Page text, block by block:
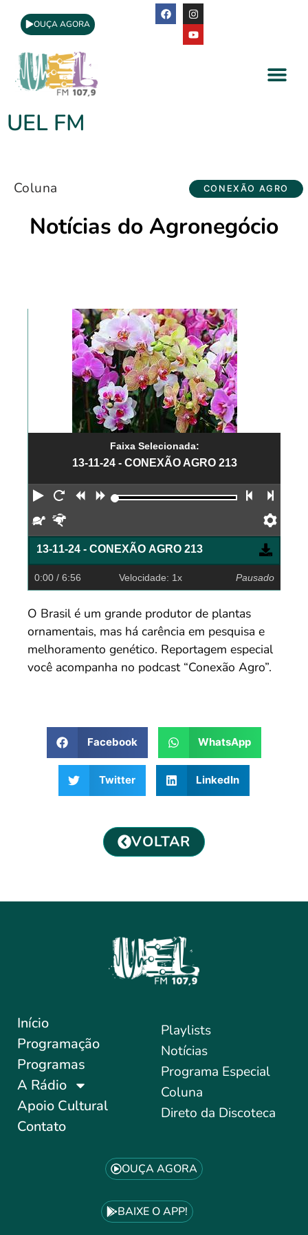
OUÇA AGORA
UEL FM
Coluna CONEXÃO AGRO
Notícias do Agronegócio
Faixa Selecionada:
13-11-24 - CONEXÃO AGRO 213
Reproduzir
Reiniciar
Retroceder
Avançar Faixa
Devagar
13-11-24 - CONEXÃO AGRO 213
0:00 / 6:56 Velocidade: 1x Pausado
O Brasil é um grande produtor de plantas
ornamentais, mas há carência em pesquisa e
melhoramento genético. Reportagem especial
você acompanha no podcast “Conexão Agro”.
Facebook WhatsApp
Twitter LinkedIn
VOLTAR
Início
Programação
Programas
A Rádio
Apoio Cultural
Contato
Playlists
Notícias
Programa Especial
Coluna
Direto da Discoteca
OUÇA AGORA
BAIXE O APP!